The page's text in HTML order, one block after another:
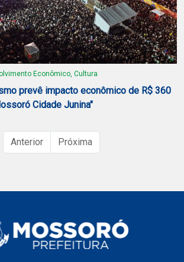
Econômico, Cultura
prevê impacto econômico de R$ 360
Cidade Junina"
Anterior Próxima